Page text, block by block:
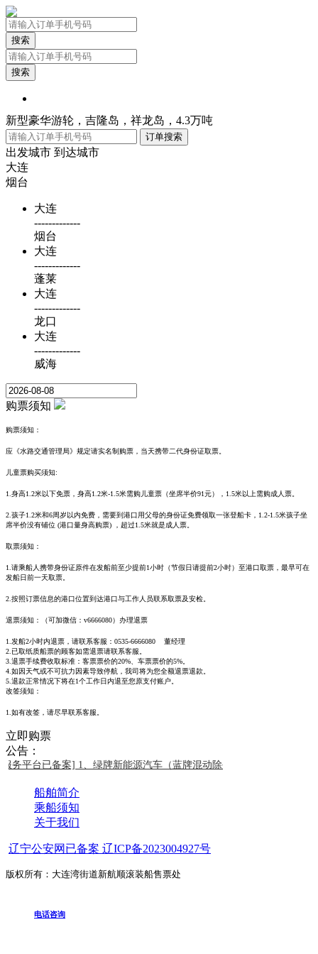
搜索
搜索
新型豪华游轮，吉隆岛，祥龙岛，4.3万吨
出发城市 到达城市
大连
烟台
大连
-------------
烟台
大连
-------------
蓬莱
大连
-------------
龙口
大连
-------------
威海
购票须知
购票须知：
应《水路交通管理局》规定请实名制购票，当天携带二代身份证取票。
儿童票购买须知:
1. 身高1.2米以下免票， 身高1.2米-1.5米需购儿童票（坐席半价91元），1.5米以上需购成人票。
2.孩子1.2米和6周岁以内免费，需要到港口用父母的身份证免费领取一张登船卡，1.2-1.5米孩子坐
席半价没有铺位 (港口量身高购票) ，超过1.5米就是成人票。
取票须知：
1.请乘船人携带身份证原件在发船前至少提前1小时（节假日请提前2小时）至港口取票，最早可在
发船日前一天取票。
2.按照订票信息的港口位置到达港口与工作人员联系取票及安检。
退票须知： （可加微信：v6666080） 办理退票
1.发船2小时内退票，请联系客服：0535-6666080 董经理
2.已取纸质船票的顾客如需退票请联系客服。
3.退票手续费收取标准：客票票价的20%、车票票价的5%。
4.如因天气或不可抗力因素导致停航，我司将为您全额退票退款。
5.退款正常情况下将在1个工作日内退至您原支付账户。
改签须知：
1.如有改签，请尽早联系客服。
立即购票
公告：
务平台已备案] 1、绿牌新能源汽车（蓝牌混动除外）禁止购票乘船
船舶简介
乘船须知
关于我们
辽宁公安网已备案 辽ICP备2023004927号
版权所有：大连湾街道新航顺滚装船售票处
电话咨询